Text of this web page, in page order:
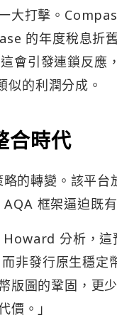
大打擊。
的年度稅息折
會引發連鎖反
的利潤分成。
合時代
的轉變。該平台
框架逼迫既
分析，這
非發行原生穩定
版圖的鞏固，更
價。」